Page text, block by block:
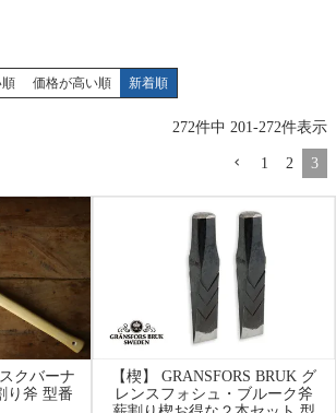
価格が高い順 新着順
272件中 201 -272件表示
1 2 3
クバーナ
り斧 型番
【楔】 GRANSFORS BRUK グ
レンスフォシュ・ブルーク斧